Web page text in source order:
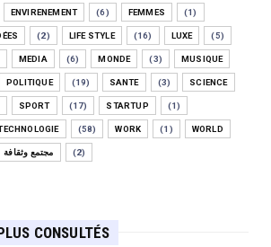
ENVIRENEMENT (6) FEMMES (1)
(2) LIFE STYLE (16) LUXE (5)
MEDIA (6) MONDE (3) MUSIQUE
POLITIQUE (19) SANTE (3) SCIENCE
SPORT (17) STARTUP (1)
(58) WORK (1) WORLD
مجتمع وثقافة (2)
CONSULTÉS